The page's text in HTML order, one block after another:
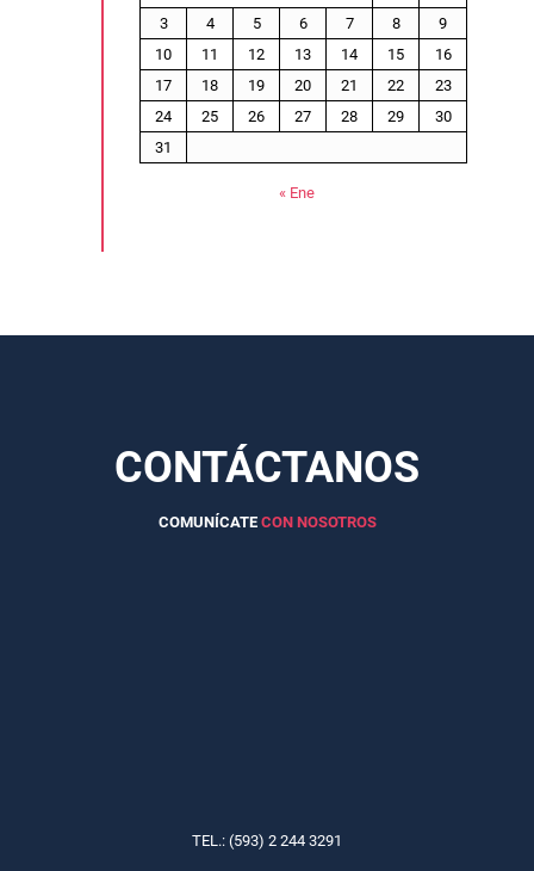
3
4 5 6 7 8
9
10
11 12 13 14 15
16
17
18 19 20 21 22
23
24
25 26 27 28 29
30
31
« Ene
CONTÁCTANOS
COMUNÍCATE CON NOSOTROS
TEL.: (593) 2 244 3291